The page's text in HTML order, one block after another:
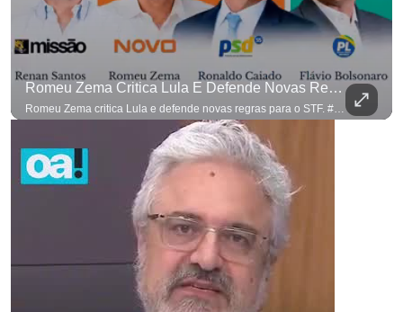
Romeu Zema Critica Lula E Defende Novas Regras Para O STF. #OAntagonista
Romeu Zema critica Lula e defende novas regras para o STF. #OAntagonista Se você busca informação com credibilidade, inscreva-se agora e ative o